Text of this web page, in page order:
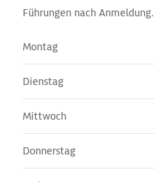
Führungen nach Anmeldung.
Montag
Dienstag
Mittwoch
Donnerstag